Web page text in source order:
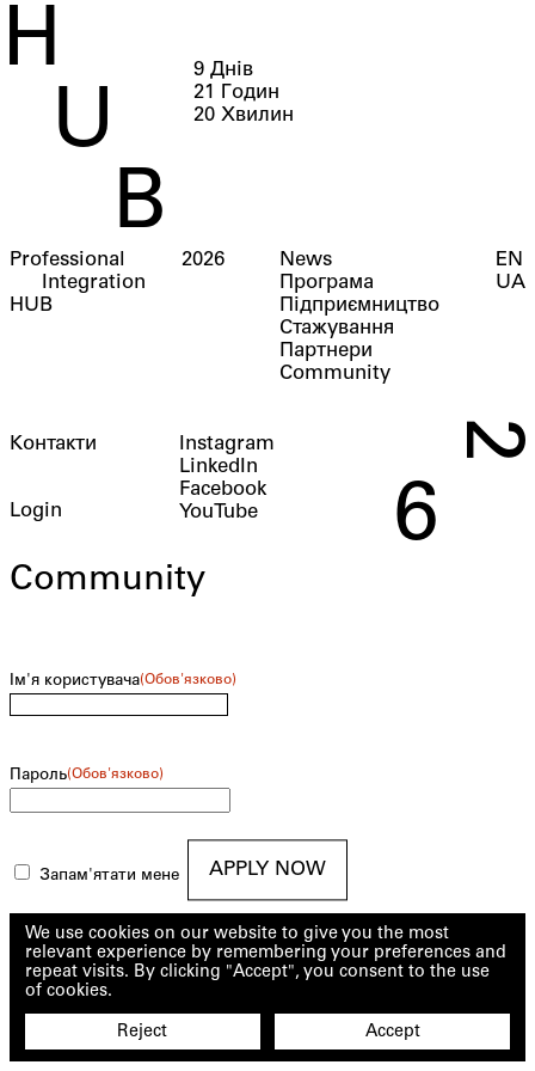
H
U
B
Professional
Integration
HUB
2026
News
Програма
Підприємництво
Стажування
Партнери
Community
EN
UA
2
6
9 Днів
21 Годин
20 Хвилин
Community
Ім'я користувача(Обов'язково)
Пароль(Обов'язково)
Запам'ятати мене
Контакти
Instagram
LinkedIn
Facebook
YouTube
Login
APPLY NOW
We use cookies on our website to give you the most
relevant experience by remembering your preferences and
repeat visits. By clicking "Accept", you consent to the use
of cookies.
Reject Accept